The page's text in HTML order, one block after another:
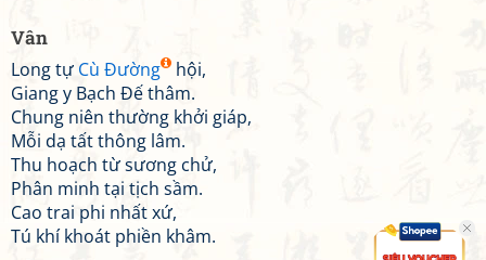
Vân
Long tự Cù Đường
hội,
Giang y Bạch Đế thâm.
Chung niên thường khởi giáp,
Mỗi dạ tất thông lâm.
Thu hoạch từ sương chử,
Phân minh tại tịch sầm.
Cao trai phi nhất xứ,
Tú khí khoát phiền khâm.